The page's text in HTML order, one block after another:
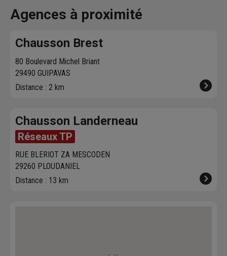
vous contacte pour
fixer le meilleur
livraison. Bonus :
Nous livrons jusqu'au
7ème étage.
dans votre agence
sur chausson.fr.
heure plus tard.
Agences à proximité
Chausson Brest
80 Boulevard Michel Briant
29490 GUIPAVAS
Distance : 2 km
Chausson Landerneau
Réseaux TP
RUE BLERIOT ZA MESCODEN
29260 PLOUDANIEL
Distance : 13 km